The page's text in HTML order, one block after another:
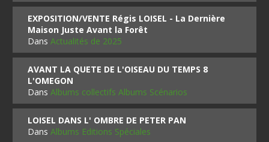
EXPOSITION/VENTE Régis LOISEL - La Dernière
Maison Juste Avant la Forêt
DansActualités de 2025
AVANT LA QUETE DE L'OISEAU DU TEMPS 8
L'OMEGON
DansAlbums collectifs Albums Scénarios
LOISEL DANS L' OMBRE DE PETER PAN
DansAlbums Editions Spéciales